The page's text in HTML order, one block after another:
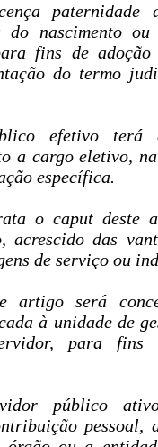
do nascimento
fins de
do termo
efetivo terá
a cargo eletivo,
específica.
o caput deste
acrescido das
de serviço ou
artigo será
à unidade de
para fins
público
pessoal,